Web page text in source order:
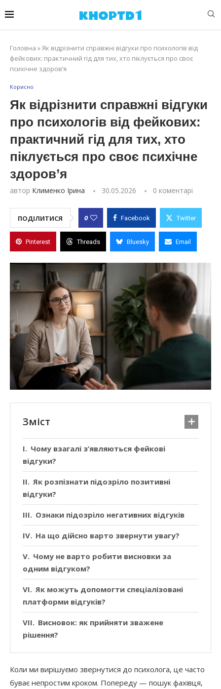
Головна »Як відрізнити справжні відгуки про психологів від
фейкових: практичний гід для тих, хто піклується про своє
психічне здоров’я
Корисно
Як відрізнити справжні відгуки
про психологів від фейкових:
практичний гід для тих, хто
піклується про своє психічне
здоров’я
автор Клименко Ірина 30.05.2026 0 коментарі
ПОДІЛИТИСЯ 0 Facebook Twitter
Pinterest Threads Bluesky Email
Зміст
Чому взагалі з’являються фейкові
відгуки?
Як розпізнати підозріло позитивні
відгуки?
Ознаки підозріло негативних відгуків
На що дійсно варто звернути увагу?
Чому не варто робити висновки за
одним відгуком?
Як можуть допомогти спеціалізовані
платформи відгуків?
Висновок: як прийняти зважене
рішення?
Коли ми вирішуємо звернутися до психолога, це часто
буває непростим кроком. Попереду — пошук фахівця,